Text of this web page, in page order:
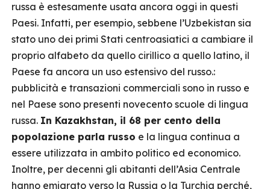
russa è estesamente usata ancora oggi in questi
Paesi. Infatti, per esempio, sebbene l’Uzbekistan sia
stato uno dei primi Stati centroasiatici a cambiare il
proprio alfabeto da quello cirillico a quello latino, il
Paese fa ancora un uso estensivo del russo.:
pubblicità e transazioni commerciali sono in russo e
nel Paese sono presenti novecento scuole di lingua
russa. In Kazakhstan, il 68 per cento della
popolazione parla russo e la lingua continua a
essere utilizzata in ambito politico ed economico.
Inoltre, per decenni gli abitanti dell’Asia Centrale
hanno emigrato verso la Russia o la Turchia perché,